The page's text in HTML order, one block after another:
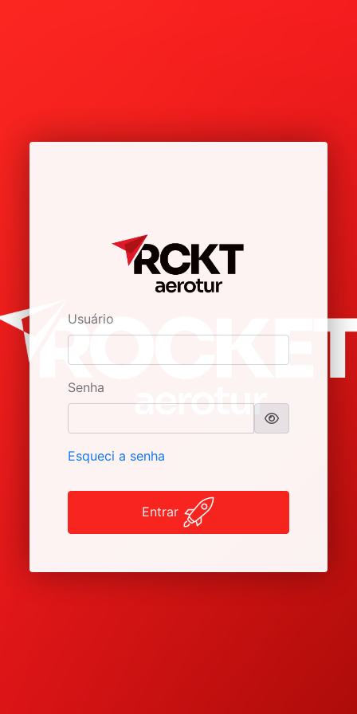
Usuário
Senha
Esqueci a senha
Entrar